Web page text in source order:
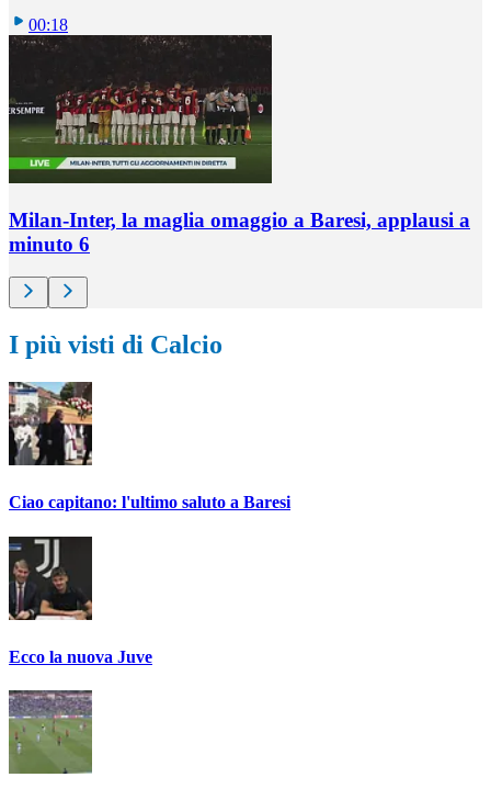
00:18
Milan-Inter, la maglia omaggio a Baresi, applausi a
minuto 6
I più visti di Calcio
Ciao capitano: l'ultimo saluto a Baresi
Ecco la nuova Juve